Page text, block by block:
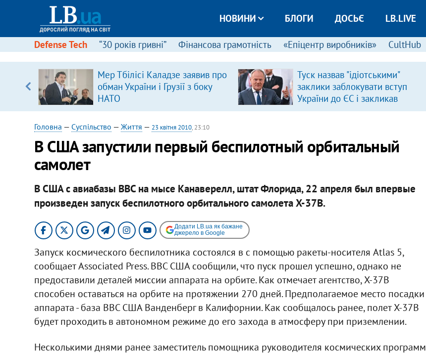
НОВИНИ БЛОГИ ДОСЬЄ LB.LIVE
Defense Tech “30 років гривні” Фінансова грамотність «Епіцентр виробників» CultHub
Мер Тбілісі Каладзе заявив про
обман України і Грузії з боку
НАТО
Туск назвав "ідіотськими"
заклики заблокувати вступ
України до ЄС і закликав
припинити антиукраїнську
Головна — Суспільство — Життя — 23 квітня 2010, 23:10
В США запустили первый беспилотный орбитальный
самолет
В США с авиабазы ВВС на мысе Канаверелл, штат Флорида, 22 апреля был впервые
произведен запуск беспилотного орбитального самолета X-37B.
Додати LB.ua як бажане
джерело в Google
Запуск космического беспилотника состоялся в с помощью ракеты-носителя Atlas 5,
сообщает Associated Press. ВВС США сообщили, что пуск прошел успешно, однако не
предоставили деталей миссии аппарата на орбите. Как отмечает агентство, X-37B
способен оставаться на орбите на протяжении 270 дней. Предполагаемое место посадки
аппарата - база ВВС США Ванденберг в Калифорнии. Как сообщалось ранее, полет X-37B
будет проходить в автономном режиме до его захода в атмосферу при приземлении.
Несколькими днями ранее заместитель помощника руководителя космических программ